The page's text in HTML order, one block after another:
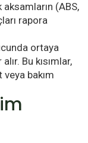
(ABS,
rapora
ortaya
Bu kısımlar,
bakım